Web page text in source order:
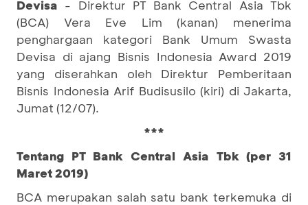
Devisa - Direktur PT Bank Central Asia Tbk
(BCA) Vera Eve Lim (kanan) menerima
penghargaan kategori Bank Umum Swasta
Devisa di ajang Bisnis Indonesia Award 2019
yang diserahkan oleh Direktur Pemberitaan
Bisnis Indonesia Arif Budisusilo (kiri) di Jakarta,
Jumat (12/07).
***
Tentang PT Bank Central Asia Tbk (per 31
Maret 2019)
BCA merupakan salah satu bank terkemuka di